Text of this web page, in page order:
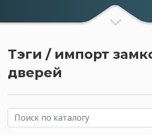
Тэги / импорт
дверей